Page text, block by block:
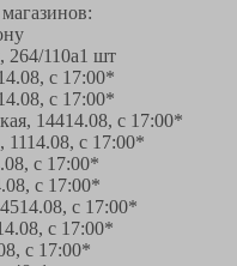
264/110а1 шт
с 17:00*
с 17:00*
14414.08, с 17:00*
1114.08, с 17:00*
с 17:00*
с 17:00*
14.08, с 17:00*
с 17:00*
с 17:00*